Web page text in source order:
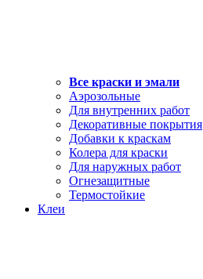
Все краски и эмали
Аэрозольные
Для внутренних работ
Декоративные покрытия
Добавки к краскам
Колера для краски
Для наружных работ
Огнезащитные
Термостойкие
Клеи